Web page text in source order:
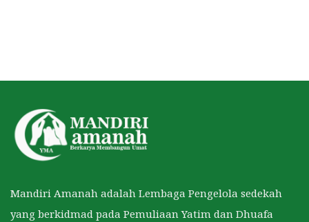
Mandiri Amanah adalah Lembaga Pengelola sedekah
yang berkidmad pada Pemuliaan Yatim dan Dhuafa